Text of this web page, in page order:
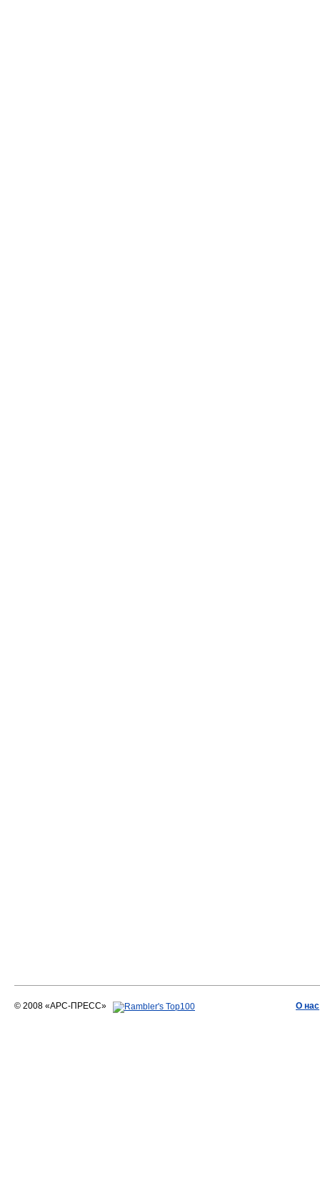
© 2008 «АРС-ПРЕСС» О нас